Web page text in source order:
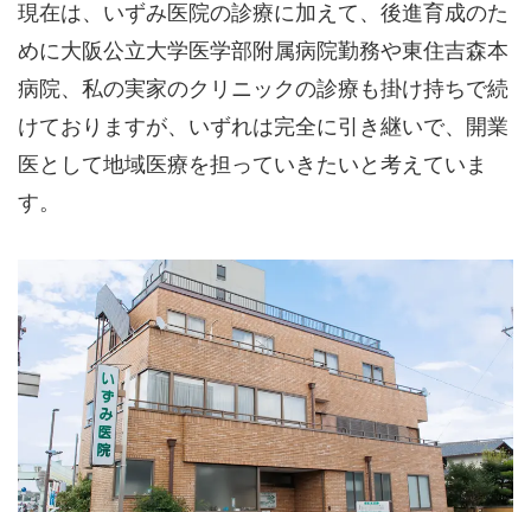
現在は、いずみ医院の診療に加えて、後進育成のた
めに大阪公立大学医学部附属病院勤務や東住吉森本
病院、私の実家のクリニックの診療も掛け持ちで続
けておりますが、いずれは完全に引き継いで、開業
医として地域医療を担っていきたいと考えていま
す。